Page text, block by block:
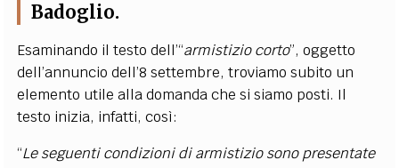
Badoglio.
Esaminando il testo dell’“armistizio corto”, oggetto
dell’annuncio dell’8 settembre, troviamo subito un
elemento utile alla domanda che si siamo posti. Il
testo inizia, infatti, così:
“Le seguenti condizioni di armistizio sono presentate